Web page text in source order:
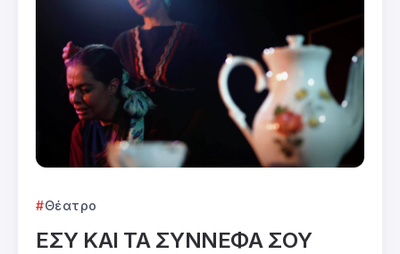
Θέατρο
ΕΣΥ ΚΑΙ ΤΑ ΣΥΝΝΕΦΑ ΣΟΥ